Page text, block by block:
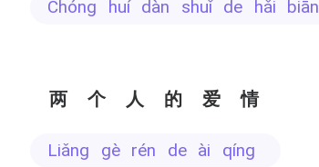
chóng huí dàn shuǐ de hǎi biān
两个人的爱情
liǎng gè rén de ài qíng